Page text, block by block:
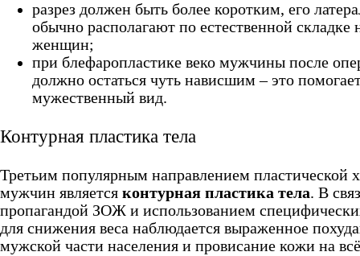
разрез должен быть более коротким, его
обычно располагают по естественной
женщин;
при блефаропластике веко мужчины после
должно остаться чуть нависшим – это
мужественный вид.
Контурная пластика тела
Третьим популярным направлением пластической
мужчин является контурная пластика тела. В
пропагандой ЗОЖ и использованием
для снижения веса наблюдается выраженное
мужской части населения и провисание кожи на